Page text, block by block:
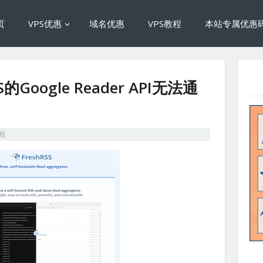
VPS优惠 域名优惠 VPS教程 本站专属优惠
Google Reader API无法通